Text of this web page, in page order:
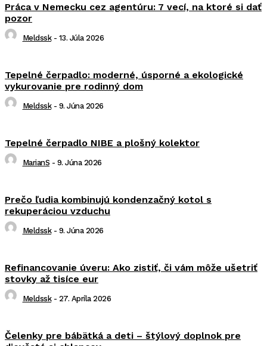
Práca v Nemecku cez agentúru: 7 vecí, na ktoré si dať
pozor
Meldssk - 13. Júla 2026
Tepelné čerpadlo: moderné, úsporné a ekologické
vykurovanie pre rodinný dom
Meldssk - 9. Júna 2026
Tepelné čerpadlo NIBE a plošný kolektor
MarianS - 9. Júna 2026
Prečo ľudia kombinujú kondenzačný kotol s
rekuperáciou vzduchu
Meldssk - 9. Júna 2026
Refinancovanie úveru: Ako zistiť, či vám môže ušetriť
stovky až tisíce eur
Meldssk - 27. Apríla 2026
Čelenky pre bábätká a deti – štýlový doplnok pre